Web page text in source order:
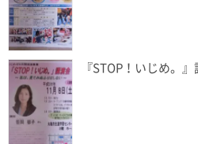
『STOP！いじめ。